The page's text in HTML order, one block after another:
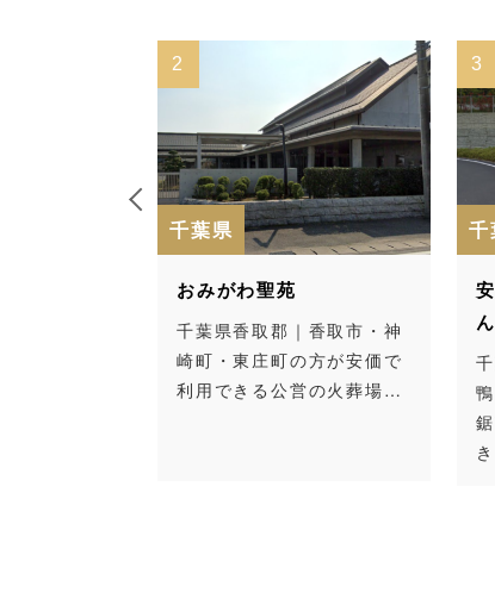
葉県香取郡｜香取市・神
町・東庄町の方が安価で
用できる公営の火葬場…
千葉県
安房聖苑（あわせいえ
ん）
千葉県南房総市｜館山
鴨川市・南房総市・安房
鋸南町の方が安価で利